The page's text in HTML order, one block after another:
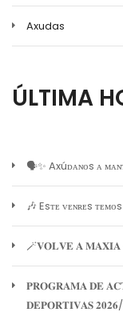
Axudas
ÚLTIMA
🗣️✨ Axúᴅᴀɴᴏs ᴀ
🎶 Esᴛᴇ ᴠᴇɴʀᴇs
🪄𝐕𝐎𝐋𝐕𝐄 𝐀
𝐏𝐑𝐎𝐆𝐑𝐀𝐌𝐀 𝐃𝐄
𝐃𝐄𝐏𝐎𝐑𝐓𝐈𝐕𝐀𝐒 𝟐𝟎𝟐𝟔/